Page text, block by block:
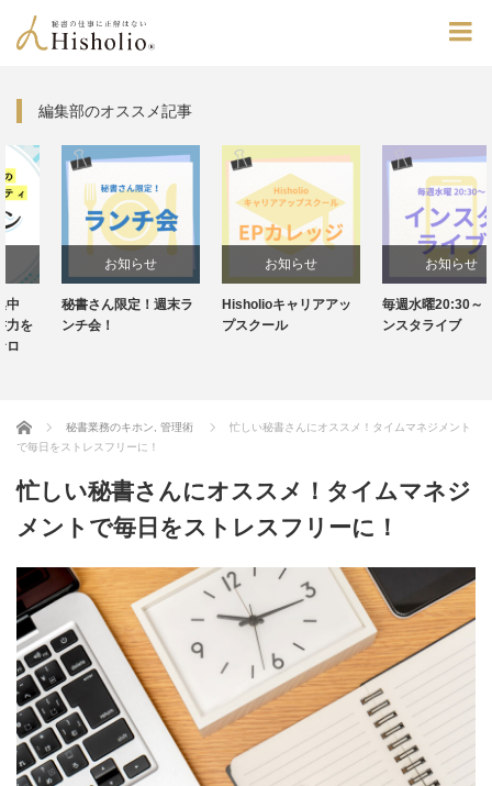
編集部のオススメ記事
お知らせ
秘書さん限定！週末ラ
ンチ会！
お知らせ
Hisholioキャリアアッ
プスクール
お知らせ
毎週水曜20:30～！イ
ンスタライブ
Home 秘書業務のキホン 管理術
忙しい秘書さんにオススメ！タイムマネジメント
で毎日をストレスフリーに！
忙しい秘書さんにオススメ！タイムマネジ
メントで毎日をストレスフリーに！